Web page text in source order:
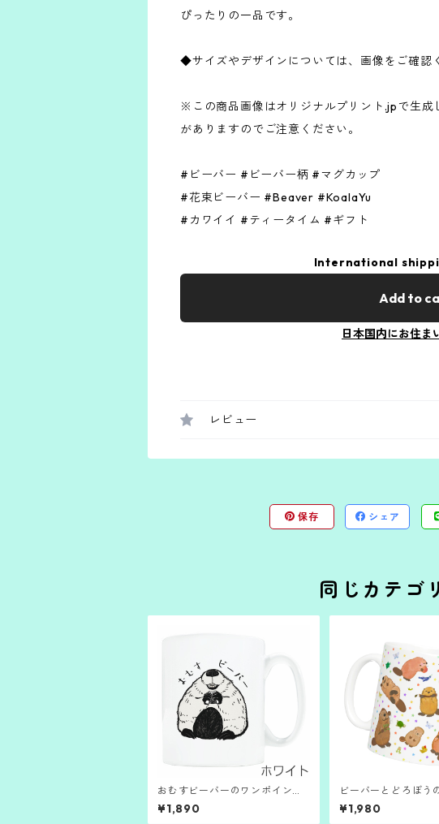
ぴったりの一品です。
◆サイズやデザインについては、画像をご確認
※この商品画像はオリジナルプリント.jpで生成
がありますのでご注意ください。
#ビーバー #ビーバー柄 #マグカップ
#花束ビーバー #Beaver #KoalaYu
#カワイイ #ティータイム #ギフト
International
Add to
日本国内にお住ま
レビュー
保存 シェア
同じカテゴ
おむすビーバーのワンポイント
マグ
¥1,890
ビーバーとどろぼう
ひろいものマグ
¥1,980